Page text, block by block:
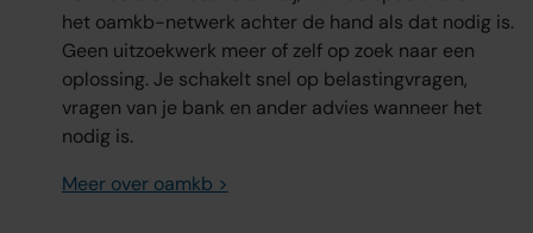
het oamkb-netwerk achter de hand als dat nodig is.
Geen uitzoekwerk meer of zelf op zoek naar een
oplossing. Je schakelt snel op belastingvragen,
vragen van je bank en ander advies wanneer het
nodig is.
Meer over oamkb >